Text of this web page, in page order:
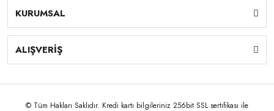
KURUMSAL
ALIŞVERİŞ
© Tüm Hakları Saklıdır. Kredi kartı bilgileriniz 256bit SSL sertifikası ile